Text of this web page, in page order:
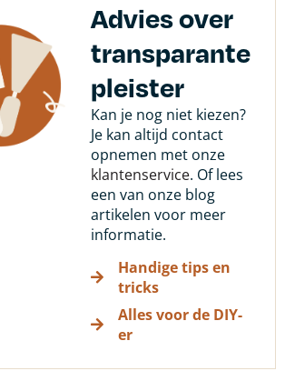
Advies over
transparante
pleister
Kan je nog niet kiezen?
Je kan altijd contact
opnemen met onze
klantenservice. Of lees
een van onze blog
artikelen voor meer
informatie.
Handige tips en
tricks
Alles voor de DIY-
er